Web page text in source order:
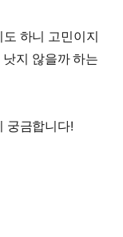
하니 고민이지
지 않을까 하는
궁금합니다!